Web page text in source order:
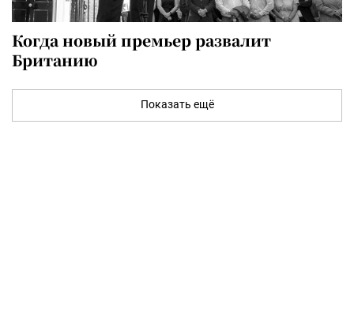
Когда новый премьер развалит
Британию
Показать ещё